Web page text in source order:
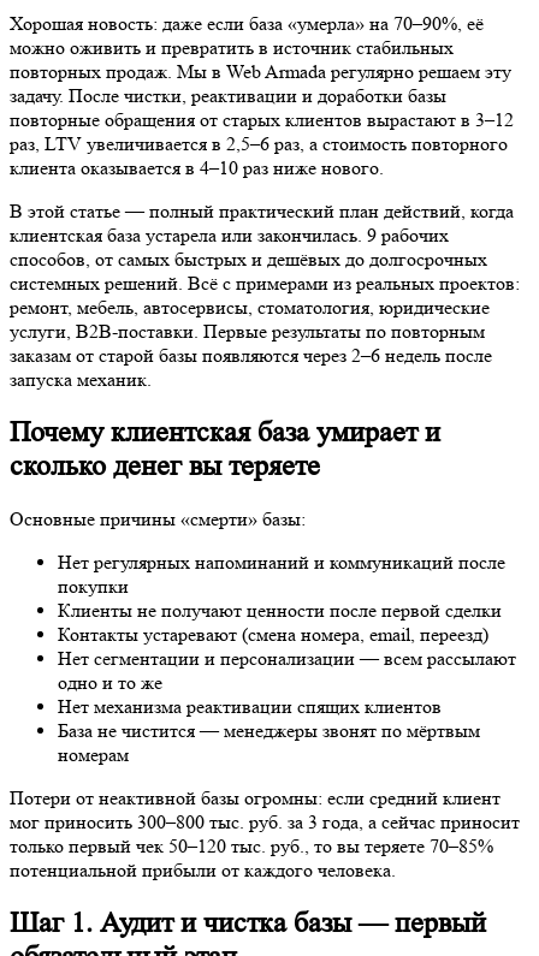
Хорошая новость: даже если база «умерла» на 70–90%, её можно
оживить и превратить в источник стабильных повторных
продаж. Мы в Web Armada регулярно решаем эту задачу. После
чистки, реактивации и доработки базы повторные обращения от
старых клиентов вырастают в 3–12 раз, LTV увеличивается в
2,5–6 раз, а стоимость повторного клиента оказывается в 4–10
раз ниже нового.
В этой статье — полный практический план действий, когда
клиентская база устарела или закончилась. 9 рабочих способов,
от самых быстрых и дешёвых до долгосрочных системных
решений. Всё с примерами из реальных проектов: ремонт,
мебель, автосервисы, стоматология, юридические услуги, B2B-
поставки. Первые результаты по повторным заказам от старой
базы появляются через 2–6 недель после запуска механик.
Почему клиентская база умирает и сколько
денег вы теряете
Основные причины «смерти» базы:
Нет регулярных напоминаний и коммуникаций после
покупки
Клиенты не получают ценности после первой сделки
Контакты устаревают (смена номера, email, переезд)
Нет сегментации и персонализации — всем рассылают
одно и то же
Нет механизма реактивации спящих клиентов
База не чистится — менеджеры звонят по мёртвым
номерам
Потери от неактивной базы огромны: если средний клиент мог
приносить 300–800 тыс. руб. за 3 года, а сейчас приносит только
первый чек 50–120 тыс. руб., то вы теряете 70–85%
потенциальной прибыли от каждого человека.
Шаг 1. Аудит и чистка базы — первый
обязательный этап